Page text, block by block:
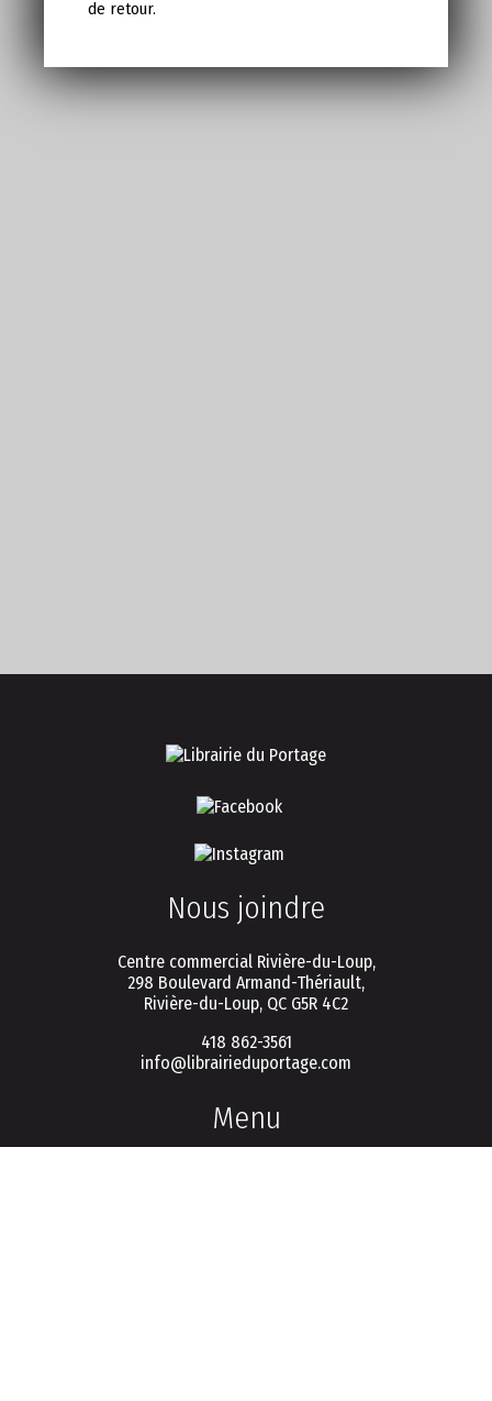
de retour.
Nous joindre
Centre commercial Rivière-du-Loup,
298 Boulevard Armand-Thériault,
Rivière-du-Loup, QC G5R 4C2
418 862-3561
info@librairieduportage.com
Menu